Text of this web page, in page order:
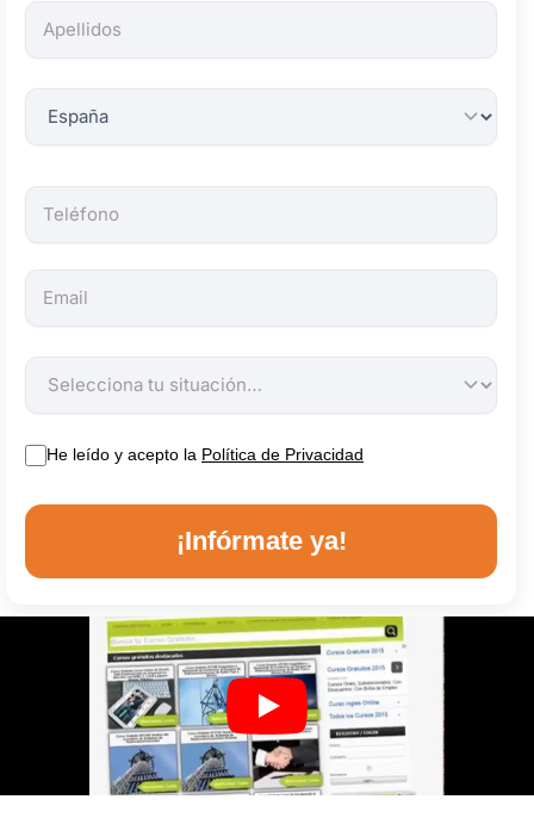
son
obligatorios.
He leído y acepto la Política de Privacidad
¡Infórmate ya!